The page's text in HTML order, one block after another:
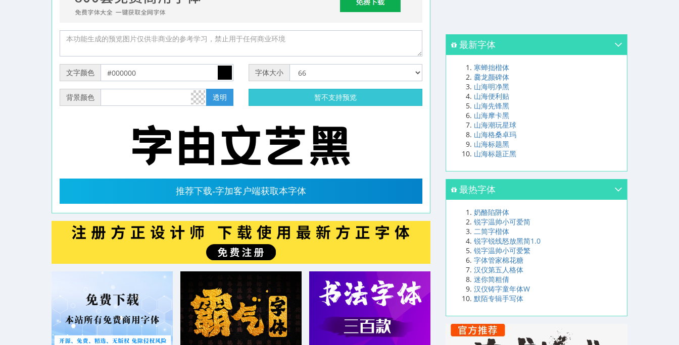
文字颜色 字体大小
背景颜色 透明 暂不支持预览
推荐下载-字加客户端获取本字体
最新字体
寒蝉拙楷体
爨龙颜碑体
山海明净黑
山海便利贴
山海先锋黑
山海摩卡黑
山海潮玩星球
山海格桑卓玛
山海标题黑
山海标题正黑
最热字体
奶酪陷阱体
锐字温帅小可爱简
二简字楷体
锐字锐线怒放黑简1.0
锐字温帅小可爱繁
字体管家棉花糖
汉仪第五人格体
迷你简粗倩
汉仪铸字童年体W
默陌专辑手写体